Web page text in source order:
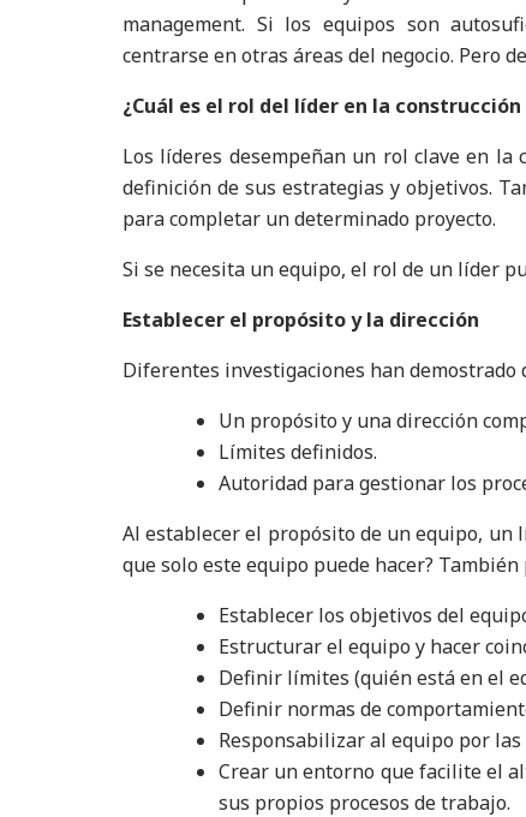
management. Si los equipos son
centrarse en otras áreas del negocio. Pero
¿Cuál es el rol del líder en la
Los líderes desempeñan un rol clave en
definición de sus estrategias y objetivos.
para completar un determinado proyecto.
Si se necesita un equipo, el rol de un líder
Establecer el propósito y la dirección
Diferentes investigaciones han demostrado
Un propósito y una dirección
Límites definidos.
Autoridad para gestionar los
Al establecer el propósito de un equipo, un
que solo este equipo puede hacer?
Establecer los objetivos del
Estructurar el equipo y hacer
Definir límites (quién está en el
Definir normas de
Responsabilizar al equipo por
Crear un entorno que facilite el
sus propios procesos de trabajo.